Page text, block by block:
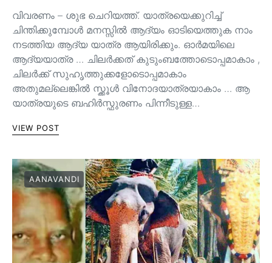
വിവരണം – ശുഭ ചെറിയത്ത്. യാത്രയെക്കുറിച്ച്
ചിന്തിക്കുമ്പോൾ മനസ്സിൽ ആദ്യം ഓടിയെത്തുക നാം
നടത്തിയ ആദ്യ യാത്ര ആയിരിക്കും. ഓർമയിലെ
ആദ്യയാത്ര … ചിലർക്കത് കുടുംബത്തോടൊപ്പമാകാം ,
ചിലർക്ക് സുഹൃത്തുക്കളോടൊപ്പമാകാം
അതുമല്ലെങ്കിൽ സ്ക്കൂൾ വിനോദയാത്രയാകാം … ആ
യാത്രയുടെ ബഹിർസ്ഫുരണം പിന്നീടുള്ള…
VIEW POST
AANAVANDI